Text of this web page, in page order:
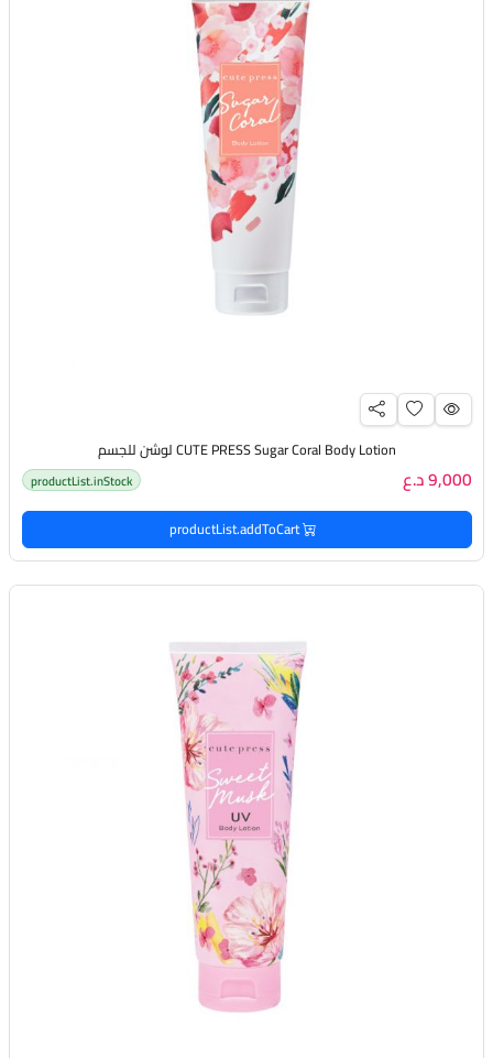
CUTE PRESS Sugar Coral Body Lotion لوشن للجسم
9,000 د.ع productList.inStock
productList.addToCart